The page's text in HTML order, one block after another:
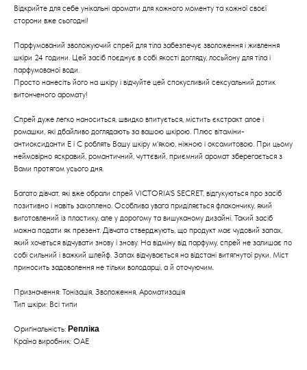
Відкрийте для себе унікальні аромати для кожного моменту та кожної своєї
сторони вже сьогодні!
Парфумований зволожуючий спрей для тіла забезпечує зволоження і живлення
шкіри 24 години. Цей засіб поєднує в собі якості догляду, лосьйону для тіла і
парфумованої води.
Просто нанесіть його на шкіру і відчуйте цей спокусливий сексуальний дотик
витонченого аромату!
Спрей дуже легко наноситься, швидко впитується, містить єкстракт алое і
ромашки, які дбайливо доглядають за вашою шкірою. Плюс вітаміни-
антиоксиданти Е і С роблять Вашу шкіру м'якою, ніжною і оксамитовою. При цьому
неймовірно яскравий, романтичний, чуттєвий, приємний аромат зберегається з
Вами протягом усього дня.
Багато дівчат, які вже обрали спрей VICTORIA'S SECRET, відгукуються про засіб
позитивно і навіть захоплено. Особлива увага приділяється флакончику, який
виготовлений із пластику, але у дорогому та вишуканому дизайні. Такий засіб
можна подати як презент. Дівчата стверджують, що продукт має чудовий запах,
який хочеться відчувати знову і знову. На відміну від парфуму, спрей не залишає по
собі сильний і важкий шлейф. Запах відчувається на відстані витягнутої руки. Міст
приносить задоволення не тільки володарці, а й оточуючим.
Призначення: Тонізація, Зволоження, Ароматизація
Тип шкіри: Всі типи
Оригінальність: Репліка
Країна виробник: ОАЕ